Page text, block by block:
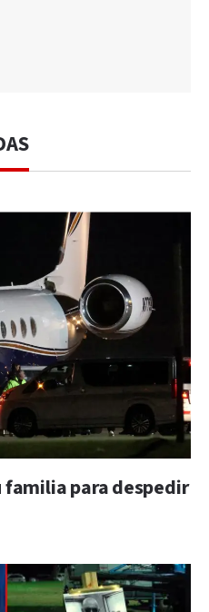
familia para despedir